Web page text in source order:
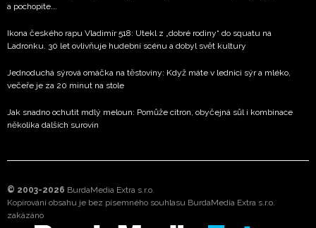
a pochopíte...
Ikona českého rapu Vladimír 518: Utekl z „dobré rodiny“ do squatu na
Ladronku. 30 let ovlivňuje hudební scénu a dobyl svět kultury
Jednoduchá sýrová omáčka na těstoviny: Když máte v lednici sýr a mléko,
večeře je za 20 minut na stole
Jak snadno ochutit mdlý meloun: Pomůže citron, obyčejná sůl i kombinace
několika dalších surovin
© 2003-2026 BurdaMedia Extra s.r.o.
Kopírování obsahu je bez písemného souhlasu BurdaMedia Extra s.r.o.
zakázáno